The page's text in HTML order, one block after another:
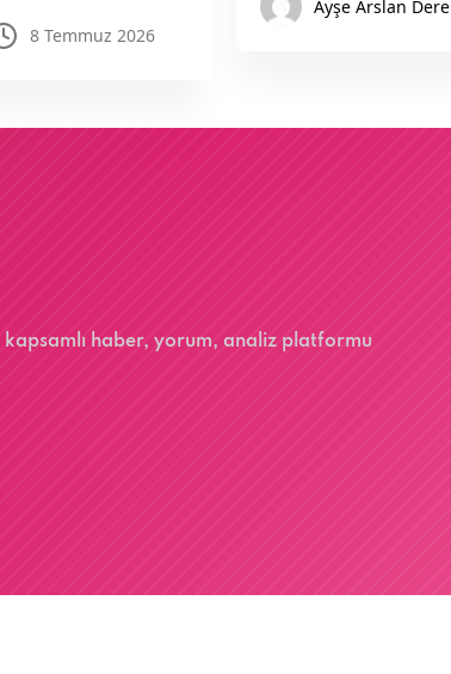
8 Temmuz 2026
Ayşe Arslan Dere
haber, yorum, analiz platformu